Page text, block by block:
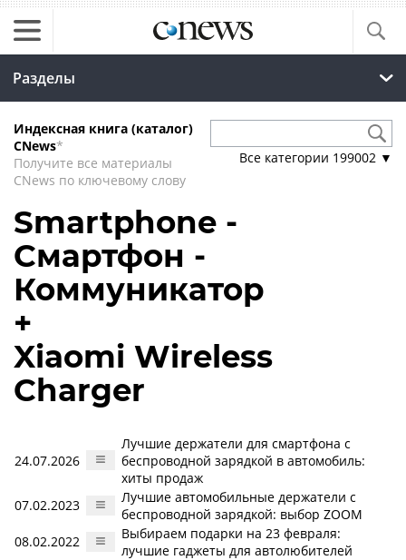
Разделы
Индексная книга (каталог)
CNews*
Получите все материалы
CNews по ключевому слову
Все категории 199002 ▼
Smartphone -
Смартфон -
Коммуникатор
+
Xiaomi Wireless
Charger
24.07.2026
Лучшие держатели для смартфона с
беспроводной зарядкой в автомобиль:
хиты продаж
07.02.2023
Лучшие автомобильные держатели с
беспроводной зарядкой: выбор ZOOM
08.02.2022
Выбираем подарки на 23 февраля:
лучшие гаджеты для автолюбителей